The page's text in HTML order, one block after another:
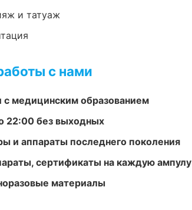
и татуаж
с нами
с медицинским образованием
22:00 без выходных
и аппараты последнего поколения
сертификаты на каждую ампулу
материалы